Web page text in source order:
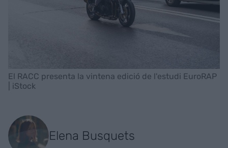
El RACC presenta la vintena edició de l'estudi EuroRAP
| iStock
Elena Busquets